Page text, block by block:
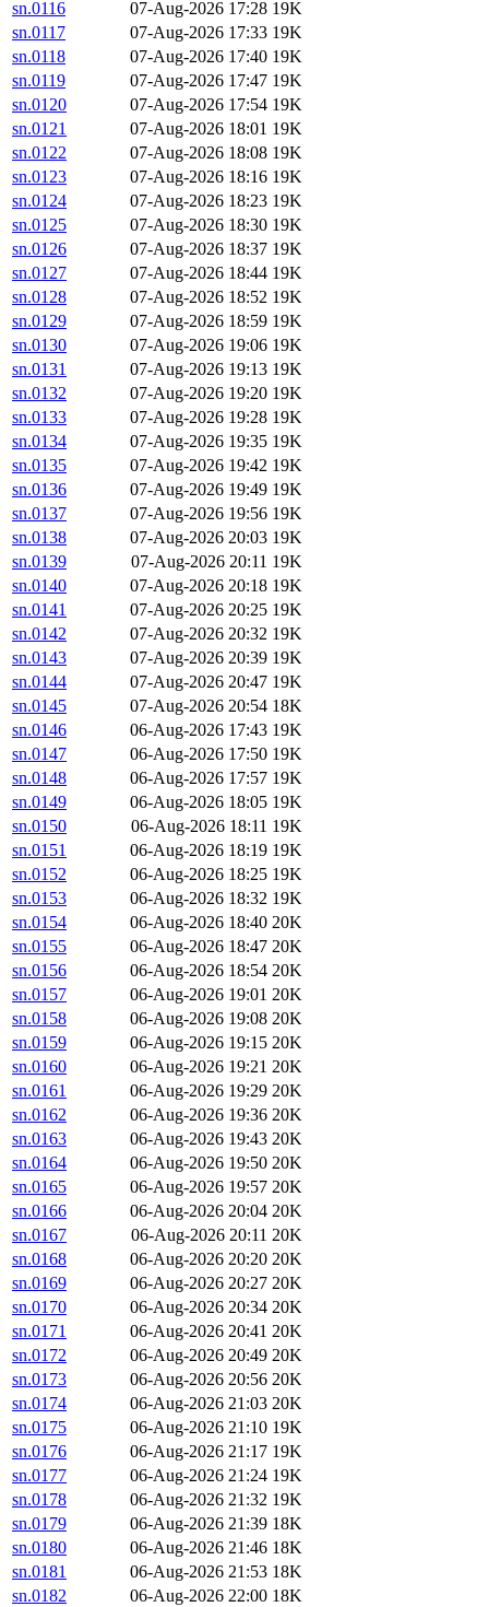
sn.0116 07-Aug-2026 17:28 19K
sn.0117
07-Aug-2026 17:33 19K
sn.0118
07-Aug-2026 17:40 19K
sn.0119
07-Aug-2026 17:47 19K
sn.0120
07-Aug-2026 17:54 19K
sn.0121
07-Aug-2026 18:01 19K
sn.0122
07-Aug-2026 18:08 19K
sn.0123
07-Aug-2026 18:16 19K
sn.0124
07-Aug-2026 18:23 19K
sn.0125
07-Aug-2026 18:30 19K
sn.0126
07-Aug-2026 18:37 19K
sn.0127
07-Aug-2026 18:44 19K
sn.0128
07-Aug-2026 18:52 19K
sn.0129
07-Aug-2026 18:59 19K
sn.0130
07-Aug-2026 19:06 19K
sn.0131
07-Aug-2026 19:13 19K
sn.0132
07-Aug-2026 19:20 19K
sn.0133
07-Aug-2026 19:28 19K
sn.0134
07-Aug-2026 19:35 19K
sn.0135
07-Aug-2026 19:42 19K
sn.0136
07-Aug-2026 19:49 19K
sn.0137
07-Aug-2026 19:56 19K
sn.0138
07-Aug-2026 20:03 19K
sn.0139
07-Aug-2026 20:11 19K
sn.0140
07-Aug-2026 20:18 19K
sn.0141
07-Aug-2026 20:25 19K
sn.0142
07-Aug-2026 20:32 19K
sn.0143
07-Aug-2026 20:39 19K
sn.0144
07-Aug-2026 20:47 19K
sn.0145
07-Aug-2026 20:54 18K
sn.0146
06-Aug-2026 17:43 19K
sn.0147
06-Aug-2026 17:50 19K
sn.0148
06-Aug-2026 17:57 19K
sn.0149
06-Aug-2026 18:05 19K
sn.0150
06-Aug-2026 18:11 19K
sn.0151
06-Aug-2026 18:19 19K
sn.0152
06-Aug-2026 18:25 19K
sn.0153
06-Aug-2026 18:32 19K
sn.0154
06-Aug-2026 18:40 20K
sn.0155
06-Aug-2026 18:47 20K
sn.0156
06-Aug-2026 18:54 20K
sn.0157
06-Aug-2026 19:01 20K
sn.0158
06-Aug-2026 19:08 20K
sn.0159
06-Aug-2026 19:15 20K
sn.0160
06-Aug-2026 19:21 20K
sn.0161
06-Aug-2026 19:29 20K
sn.0162
06-Aug-2026 19:36 20K
sn.0163
06-Aug-2026 19:43 20K
sn.0164
06-Aug-2026 19:50 20K
sn.0165
06-Aug-2026 19:57 20K
sn.0166
06-Aug-2026 20:04 20K
sn.0167
06-Aug-2026 20:11 20K
sn.0168
06-Aug-2026 20:20 20K
sn.0169
06-Aug-2026 20:27 20K
sn.0170
06-Aug-2026 20:34 20K
sn.0171
06-Aug-2026 20:41 20K
sn.0172
06-Aug-2026 20:49 20K
sn.0173
06-Aug-2026 20:56 20K
sn.0174
06-Aug-2026 21:03 20K
sn.0175
06-Aug-2026 21:10 19K
sn.0176
06-Aug-2026 21:17 19K
sn.0177
06-Aug-2026 21:24 19K
sn.0178
06-Aug-2026 21:32 19K
sn.0179
06-Aug-2026 21:39 18K
sn.0180
06-Aug-2026 21:46 18K
sn.0181
06-Aug-2026 21:53 18K
sn.0182
06-Aug-2026 22:00 18K